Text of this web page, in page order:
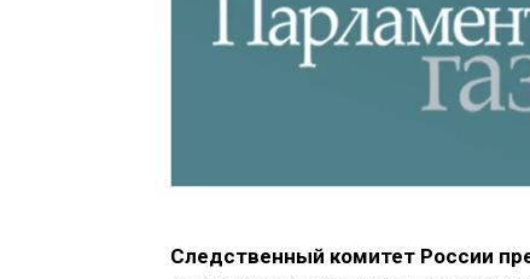
Следственный комитет России